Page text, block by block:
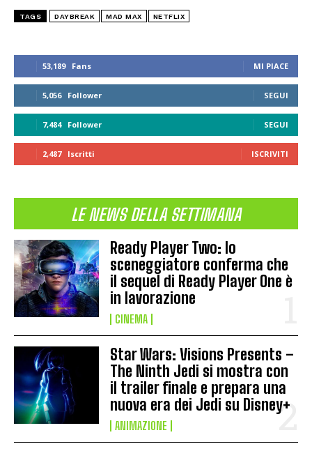
53,189 Fans MI PIACE
5,056 Follower SEGUI
7,484 Follower SEGUI
2,487 Iscritti ISCRIVITI
LE NEWS DELLA SETTIMANA
Ready Player Two: lo
sceneggiatore conferma che
il sequel di Ready Player One è
in lavorazione
CINEMA
Star Wars: Visions Presents –
The Ninth Jedi si mostra con
il trailer finale e prepara una
nuova era dei Jedi su Disney+
ANIMAZIONE
TAGS DAYBREAK MAD MAX NETFLIX